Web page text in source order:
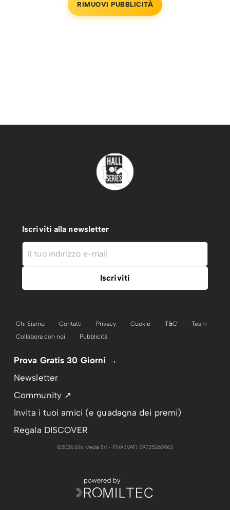
RIMUOVI PUBBLICITÀ
Iscriviti alla newsletter
Chi Siamo Contatti Privacy Cookie T&C
Team
Collabora con noi
Pubblicità
Prova Gratis 30 Giorni →
Newsletter
Community ↗
Invita i tuoi amici (e guadagna dei premi)
Regala DISCOVER
©2026 Ellis Media Srl - P.IVA (VAT) 09725260963